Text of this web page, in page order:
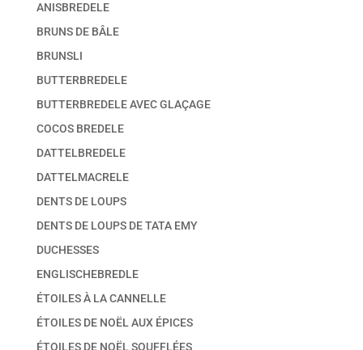
ANISBREDELE
BRUNS DE BÂLE
BRUNSLI
BUTTERBREDELE
BUTTERBREDELE AVEC GLAÇAGE
COCOS BREDELE
DATTELBREDELE
DATTELMACRELE
DENTS DE LOUPS
DENTS DE LOUPS DE TATA EMY
DUCHESSES
ENGLISCHEBREDLE
ÉTOILES À LA CANNELLE
ÉTOILES DE NOËL AUX ÉPICES
ÉTOILES DE NOËL SOUFFLÉES